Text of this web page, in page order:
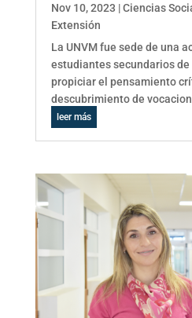
Nov 10, 2023 |Ciencias
Extensión
La UNVM fue sede de una
estudiantes secundarios
propiciar el pensamiento
descubrimiento de
leer más